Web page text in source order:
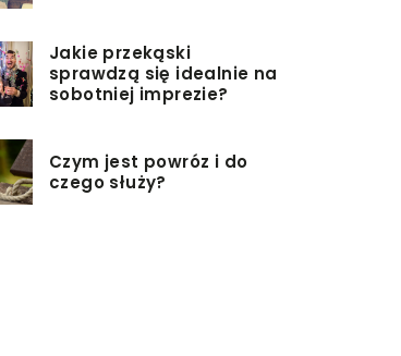
Jakie przekąski
sprawdzą się idealnie na
sobotniej imprezie?
Czym jest powróz i do
czego służy?